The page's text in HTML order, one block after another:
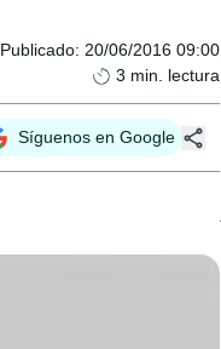
Publicado: 20/06/2016 09:00
3 min. lectura
Síguenos en Google